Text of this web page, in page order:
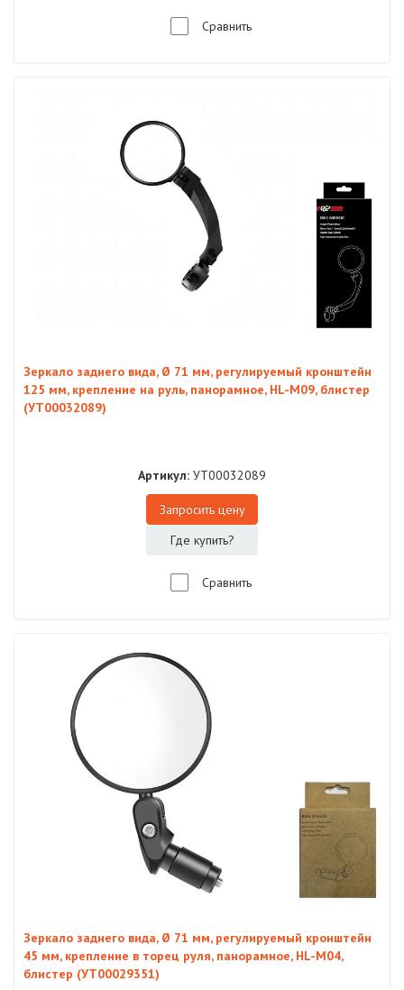
Сравнить
Зеркало заднего вида, Ø 71 мм, регулируемый кронштейн
125 мм, крепление на руль, панорамное, HL-M09, блистер
(УТ00032089)
Артикул: УТ00032089
Запросить цену
Где купить?
Сравнить
Зеркало заднего вида, Ø 71 мм, регулируемый кронштейн
45 мм, крепление в торец руля, панорамное, HL-M04,
блистер (УТ00029351)